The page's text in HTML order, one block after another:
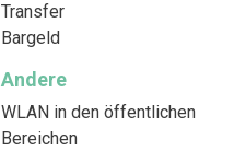
Transfer
Bargeld
Andere
WLAN in den öffentlichen
Bereichen